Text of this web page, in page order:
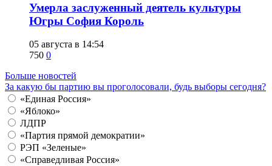
​Умерла заслуженный деятель культуры
Югры София Король
05 августа в 14:54
750 0
Больше новостей
За какую бы партию вы проголосовали, будь выборы сегодня?
«Единая Россия»
«Яблоко»
ЛДПР
«Партия прямой демократии»
РЭП «Зеленые»
«Справедливая Россия»